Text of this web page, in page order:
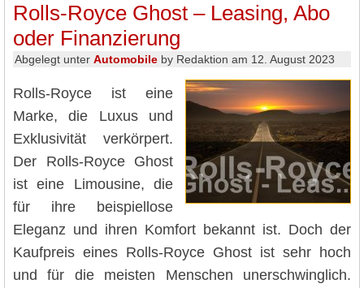
Rolls-Royce Ghost – Leasing, Abo
oder Finanzierung
Abgelegt unter Automobile by Redaktion am 12. August 2023
Rolls-Royce ist eine
Marke, die Luxus und
Exklusivität verkörpert.
Der Rolls-Royce Ghost
ist eine Limousine, die
für ihre beispiellose
Eleganz und ihren Komfort bekannt ist. Doch der
Kaufpreis eines Rolls-Royce Ghost ist sehr hoch
und für die meisten Menschen unerschwinglich.